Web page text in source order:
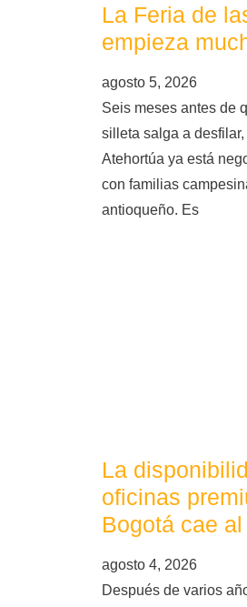
La Feria de
empieza
agosto 5, 2026
Seis meses antes de
silleta salga a
Atehortúa ya está
con familias
antioqueño. Es
La
oficinas
Bogotá cae
agosto 4, 2026
Después de varios